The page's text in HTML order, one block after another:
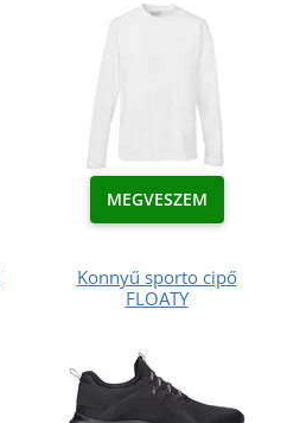
MEGVESZEM
Konnyű sporto cipő
FLOATY